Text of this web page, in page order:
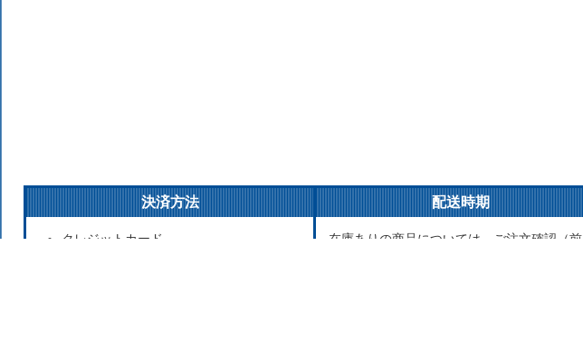
決済方法
クレジットカード
配送時期
在庫ありの商品については、ご注文確認（前